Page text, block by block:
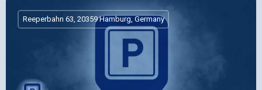
Reeperbahn 63, 20359 Hamburg, Germany